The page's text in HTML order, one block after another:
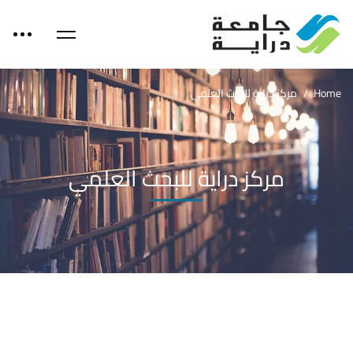
Home مركز دراية للبحث العلمي
مركز دراية للبحث العلمي